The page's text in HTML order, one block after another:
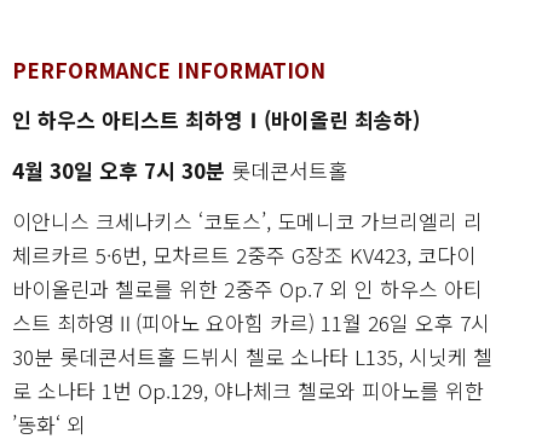
PERFORMANCE INFORMATION
인 하우스 아티스트 최하영Ⅰ(바이올린 최송하)
4월 30일 오후 7시 30분 롯데콘서트홀
이안니스 크세나키스 ‘코토스’, 도메니코 가브리엘리 리
체르카르 5·6번, 모차르트 2중주 G장조 KV423, 코다이
바이올린과 첼로를 위한 2중주 Op.7 외 인 하우스 아티
스트 최하영Ⅱ(피아노 요아힘 카르) 11월 26일 오후 7시
30분 롯데콘서트홀 드뷔시 첼로 소나타 L135, 시닛케 첼
로 소나타 1번 Op.129, 야나체크 첼로와 피아노를 위한
’동화‘ 외